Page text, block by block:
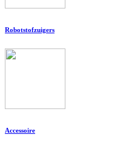
Robotstofzuigers
Accessoire